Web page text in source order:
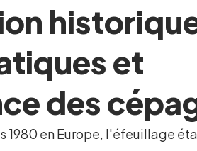
et
des
1980 en Europe, l'éfeuillage